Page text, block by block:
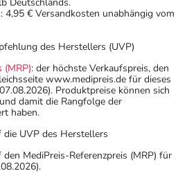
4,95 € Versandkosten unabhängig vom
des Herstellers (UVP)
(MRP): der höchste Verkaufspreis, den
www.medipreis.de für dieses
Produktpreise können sich
damit die Rangfolge der
haben.
die UVP des Herstellers
MediPreis-Referenzpreis (MRP) für